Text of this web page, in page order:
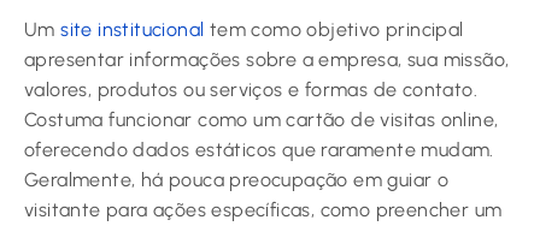
Umsite institucional tem como objetivo principal
apresentar informações sobre a empresa, sua missão,
valores, produtos ou serviços e formas de contato.
Costuma funcionar como um cartão de visitas online,
oferecendo dados estáticos que raramente mudam.
Geralmente, há pouca preocupação em guiar o
visitante para ações específicas, como preencher um